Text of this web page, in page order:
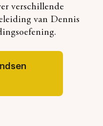
verschillende
van Dennis